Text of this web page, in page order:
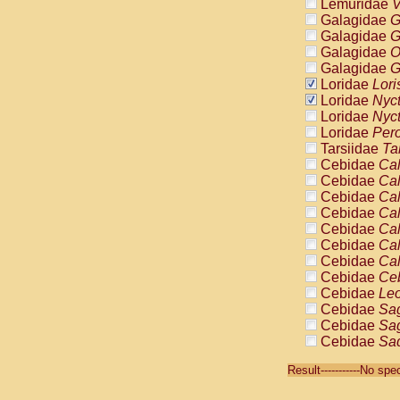
Lemuridae
Galagidae
Galagidae
Galagidae
Galagidae
Loridae
Loridae
Loridae
Loridae
Tarsiidae
Cebidae
Cebidae
Cebidae
Cebidae
Cebidae
Cebidae
Cebidae
Cebidae
Cebidae
Cebidae
Cebidae
Cebidae
Cebidae
Result-----------No